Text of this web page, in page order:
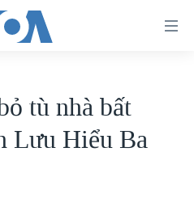
tù nhà bất
Lưu Hiểu Ba